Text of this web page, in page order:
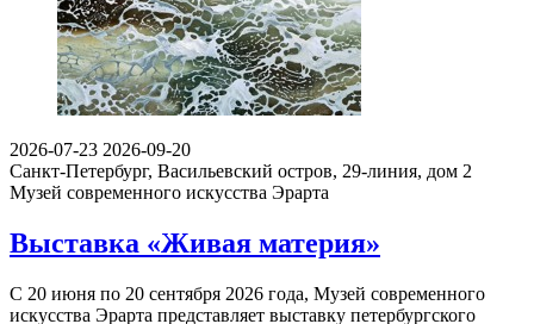
2026-07-23 2026-09-20
Санкт-Петербург, Васильевский остров, 29-линия, дом 2
Музей современного искусства Эрарта
Выставка «Живая материя»
С 20 июня по 20 сентября 2026 года, Музей современного
искусства Эрарта представляет выставку петербургского